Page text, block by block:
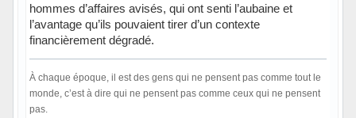
hommes d’affaires avisés, qui ont senti l’aubaine et
l’avantage qu’ils pouvaient tirer d’un contexte
financièrement dégradé.
À chaque époque, il est des gens qui ne pensent pas comme tout le
monde, c’est à dire qui ne pensent pas comme ceux qui ne pensent
pas.